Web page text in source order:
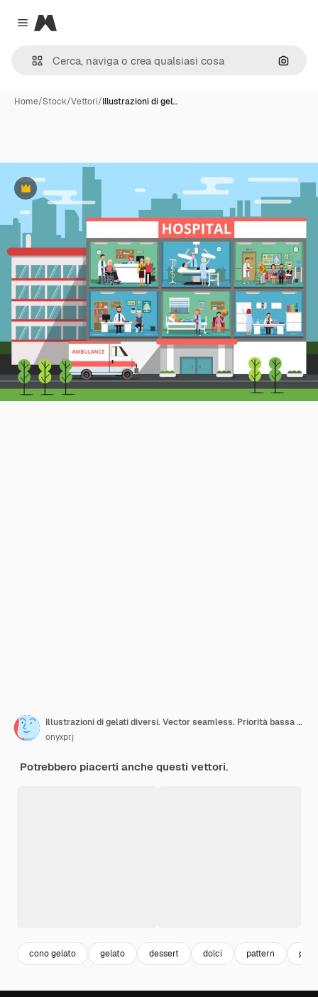
Close menu
Magnific
Cerca
Home/Stock/Vettori/Illustrazioni di gel…
Premium
Illustrazioni di gelati diversi. Vector seamless. Priorità bassa del reticolo del gelato della cialda e del cioccolato
onyxprj
Potrebbero piacerti anche questi vettori.
cono gelato gelato dessert dolci pattern